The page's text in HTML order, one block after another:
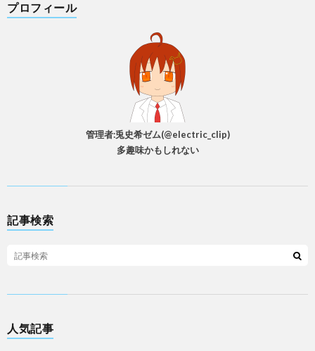
プロフィール
管理者:兎史希ゼム(@electric_clip)
多趣味かもしれない
記事検索
人気記事